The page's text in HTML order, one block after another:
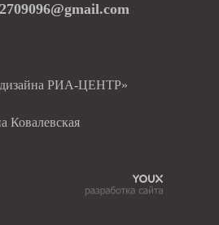
дизайна РИА-ЦЕНТР»
Ковалевская